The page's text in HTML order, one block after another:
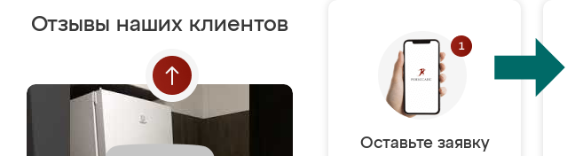
Отзывы наших клиентов
Оставьте заявку